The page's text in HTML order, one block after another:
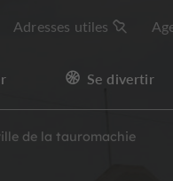
Adresses utiles
Se divertir
de la tauromachie